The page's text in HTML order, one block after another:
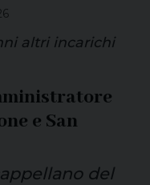
altri incarichi
e San
del